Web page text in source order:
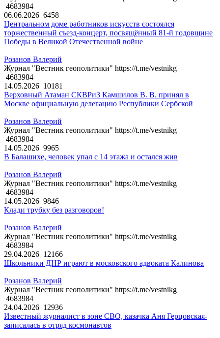
4683984
06.06.2026 6458
Центральном доме работников искусств состоялся
торжественный съезд-концерт, посвящённый 81-й годовщине
Победы в Великой Отечественной войне
Розанов Валерий
Журнал "Вестник геополитики" https://t.me/vestnikg
4683984
14.05.2026 10181
Верховный Атаман СКВРиЗ Камшилов В. В. принял в
Москве официальную делегацию Республики Сербской
Розанов Валерий
Журнал "Вестник геополитики" https://t.me/vestnikg
4683984
14.05.2026 9965
В Балашихе, человек упал с 14 этажа и остался жив
Розанов Валерий
Журнал "Вестник геополитики" https://t.me/vestnikg
4683984
14.05.2026 9846
Клади трубку без разговоров!
Розанов Валерий
Журнал "Вестник геополитики" https://t.me/vestnikg
4683984
29.04.2026 12166
Школьники ДНР играют в московского адвоката Калинова
Розанов Валерий
Журнал "Вестник геополитики" https://t.me/vestnikg
4683984
24.04.2026 12936
Известный журналист в зоне СВО, казачка Аня Герцовская-
записалась в отряд космонавтов